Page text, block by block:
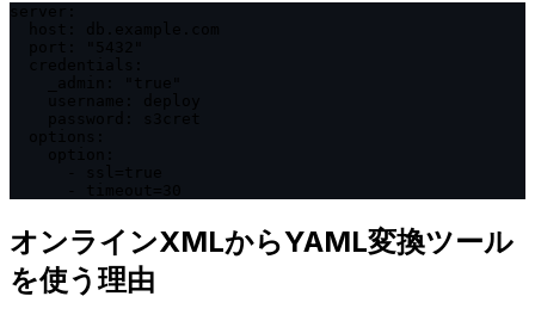
オンラインXMLからYAML変換ツール
を使う理由